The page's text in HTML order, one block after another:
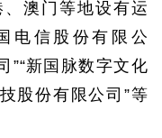
澳门等地设有运
电信股份有限公
”“新国脉数字文化
股份有限公司”等